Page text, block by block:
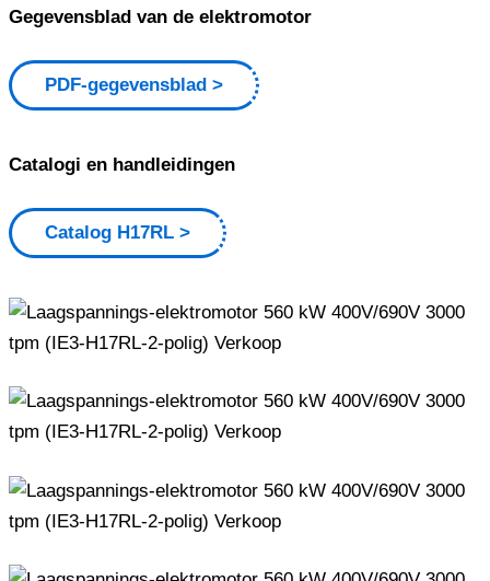
Gegevensblad van de elektromotor
PDF-gegevensblad
Catalogi en handleidingen
Catalog H17RL